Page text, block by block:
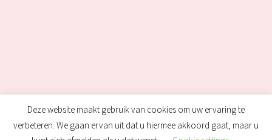
Deze website maakt gebruik van cookies om uw ervaring te
verbeteren. We gaan ervan uit dat u hiermee akkoord gaat, maar u